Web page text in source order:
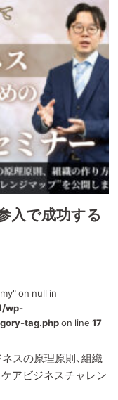
入で成功する
on null in
wp-
tag.phpon line17
スの原理原則、組織
アビジネスチャレン